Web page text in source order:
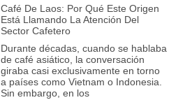
Café De Laos: Por Qué Este Origen
Está Llamando La Atención Del
Sector Cafetero
Durante décadas, cuando se hablaba
de café asiático, la conversación
giraba casi exclusivamente en torno
a países como Vietnam o Indonesia.
Sin embargo, en los